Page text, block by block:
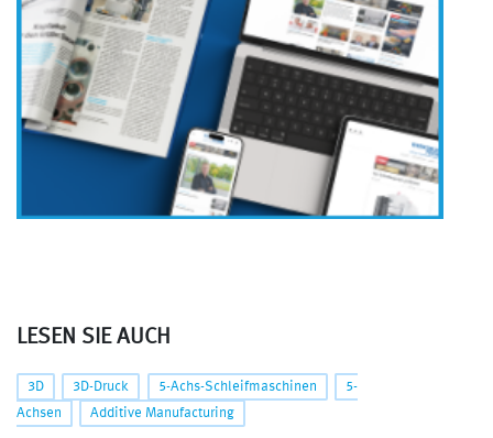
LESEN SIE AUCH
3D 3D-Druck 5-Achs-Schleifmaschinen
5-
Achsen
Additive Manufacturing